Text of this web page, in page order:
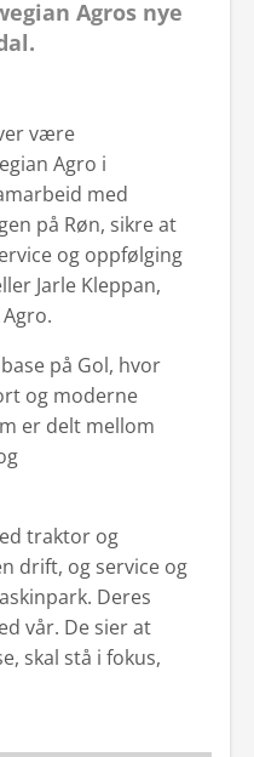
Agros nye
være
Agro i
med
på Røn, sikre at
og oppfølging
Jarle Kleppan,
på Gol, hvor
og moderne
er delt mellom
traktor og
drift, og service og
Deres
vår. De sier at
skal stå i fokus,